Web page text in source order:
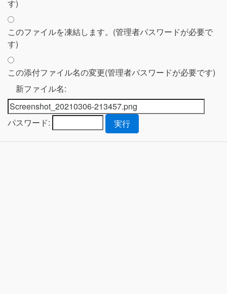
す)
このファイルを凍結します。(管理者パスワードが必要で
す)
この添付ファイル名の変更(管理者パスワードが必要です)
新ファイル名:
パスワード: